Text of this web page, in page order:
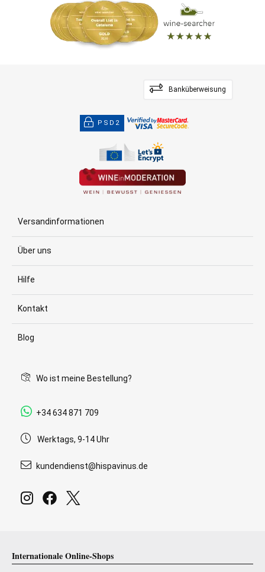
Banküberweisung
PSD2
Versandinformationen
Über uns
Hilfe
Kontakt
Blog
Wo ist meine Bestellung?
+34 634 871 709
Werktags, 9-14 Uhr
kundendienst@hispavinus.de
Internationale Online-Shops